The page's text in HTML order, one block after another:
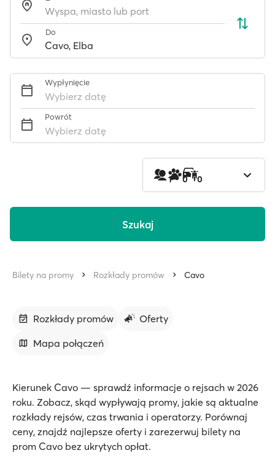
Do
Wypłynięcie
Wybierz datę
Powrót
Wybierz datę
1 0 0
Szukaj
Bilety na promy Rozkłady promów Cavo
Rozkłady promów
Oferty
Mapa połączeń
Kierunek Cavo — sprawdź informacje o rejsach w 2026
roku. Zobacz, skąd wypływają promy, jakie są aktualne
rozkłady rejsów, czas trwania i operatorzy. Porównaj
ceny, znajdź najlepsze oferty i zarezerwuj bilety na
prom Cavo bez ukrytych opłat.